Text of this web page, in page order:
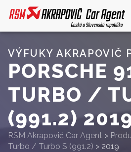
VÝFUKY AKRAPOVIČ
PORSCHE
TURBO /
(991.2)
RSM Akrapovič Car Agent >
Turbo / Turbo S (991.2) > 2019